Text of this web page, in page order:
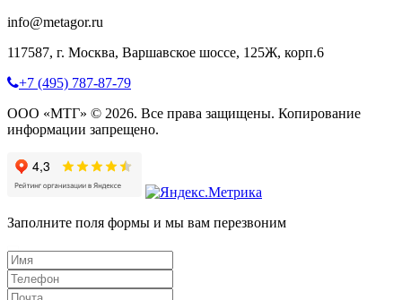
info@metagor.ru
117587, г. Москва, Варшавское шоссе, 125Ж, корп.6
+7 (495) 787-87-79
ООО «МТГ» © 2026. Все права защищены. Копирование
информации запрещено.
Заполните поля формы и мы вам перезвоним